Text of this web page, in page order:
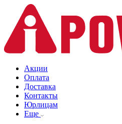
Акции
Оплата
Доставка
Контакты
Юрлицам
Еще